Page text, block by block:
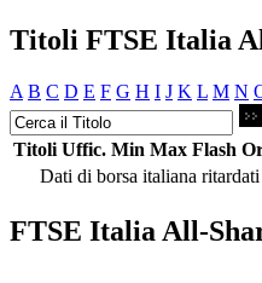
Titoli FTSE Italia
A B C D E F G H I J K L M N
Titoli Uffic. Min Max Flash
Dati di borsa italiana
FTSE Italia All-